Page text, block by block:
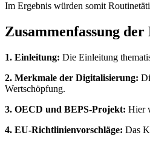
Im Ergebnis würden somit
Zusammenfassung
1. Einleitung: Die Einleitung
2. Merkmale der Digitalisierung:
Wertschöpfung.
3. OECD und BEPS-Projekt: Hier
4. EU-Richtlinienvorschläge: Das